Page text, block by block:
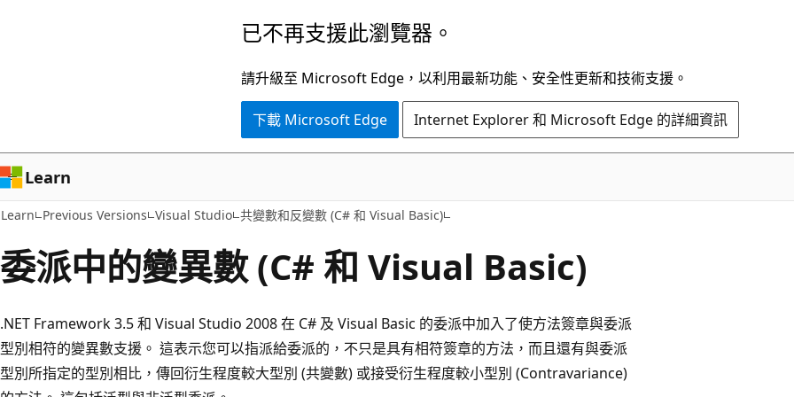
容
已不再支援此瀏覽器。
請升級至 Microsoft Edge，以利用最新功能、安全性更新和技術支援。
下載 Microsoft Edge Internet Explorer 和 Microsoft Edge 的詳細資訊
Learn
Learn Previous Versions Visual Studio 共變數和反變數 (C# 和 Visual Basic)
委派中的變異數 (C# 和 Visual Basic)
.NET Framework 3.5 和 Visual Studio 2008 在 C# 及 Visual Basic 的委派中加入了使方法簽章與委派
型別相符的變異數支援。 這表示您可以指派給委派的，不只是具有相符簽章的方法，而且還有與委派
型別所指定的型別相比，傳回衍生程度較大型別 (共變數) 或接受衍生程度較小型別 (Contravariance)